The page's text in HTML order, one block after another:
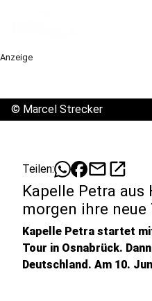
Anzeige
© Marcel Strecker
Teilen: mailopen_in_new
Kapelle Petra
morgen ihre neue
Kapelle Petra startet
Tour in Osnabrück.
Deutschland. Am 10.